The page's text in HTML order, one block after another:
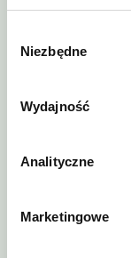
zgody
Niezbędne
Wydajność
Analityczne
Marketingowe